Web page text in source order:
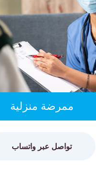
ممرضة منزلية
تواصل عبر واتساب